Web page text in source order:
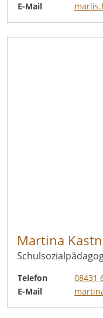
E-Mail
Martina
Telefon
08431
E-Mail